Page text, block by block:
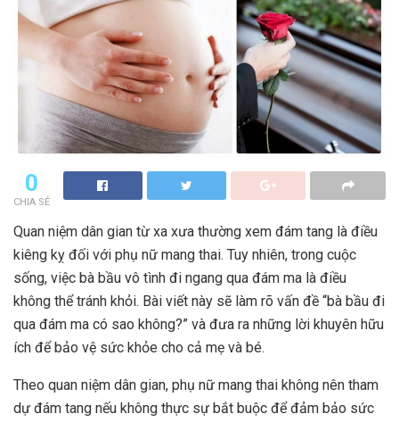
0
CHIA SẺ
Quan niệm dân gian từ xa xưa thường xem đám tang là điều
kiêng kỵ đối với phụ nữ mang thai. Tuy nhiên, trong cuộc
sống, việc bà bầu vô tình đi ngang qua đám ma là điều
không thể tránh khỏi. Bài viết này sẽ làm rõ vấn đề “bà bầu đi
qua đám ma có sao không?” và đưa ra những lời khuyên hữu
ích để bảo vệ sức khỏe cho cả mẹ và bé.
Theo quan niệm dân gian, phụ nữ mang thai không nên tham
dự đám tang nếu không thực sự bắt buộc để đảm bảo sức